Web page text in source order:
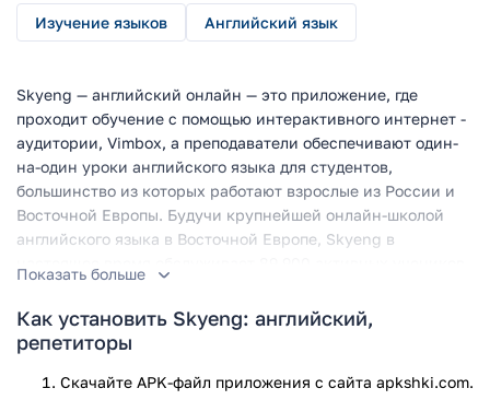
Изучение языков Английский язык
Skyeng — английский онлайн — это приложение, где
проходит обучение с помощью интерактивного интернет -
аудитории, Vimbox, а преподаватели обеспечивают один-
на-один уроки английского языка для студентов,
большинство из которых работают взрослые из России и
Восточной Европы. Будучи крупнейшей онлайн-школой
английского языка в Восточной Европе, Skyeng в
гибко устанавливать свои учебные расписания, открывая
и закрывая временные интервалы в зависимости от их
доступности.
Показать больше
Как установить Skyeng: английский,
репетиторы
Скачайте APK-файл приложения с сайта apkshki.com.